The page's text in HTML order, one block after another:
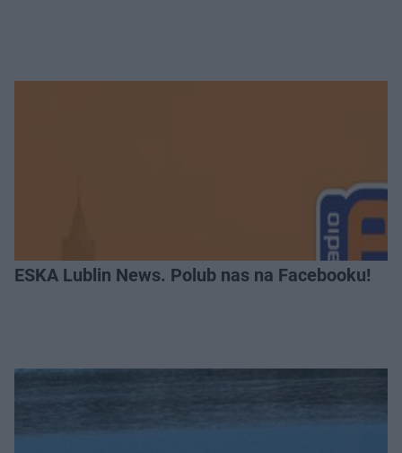
ESKA Lublin News. Polub nas na Facebooku!